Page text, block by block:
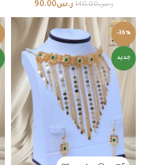
ر.س140.00 ر.س90.00
-36%
جديد